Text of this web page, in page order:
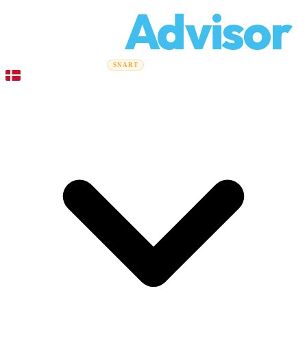
Advisor
Flyttefirmaer SNART